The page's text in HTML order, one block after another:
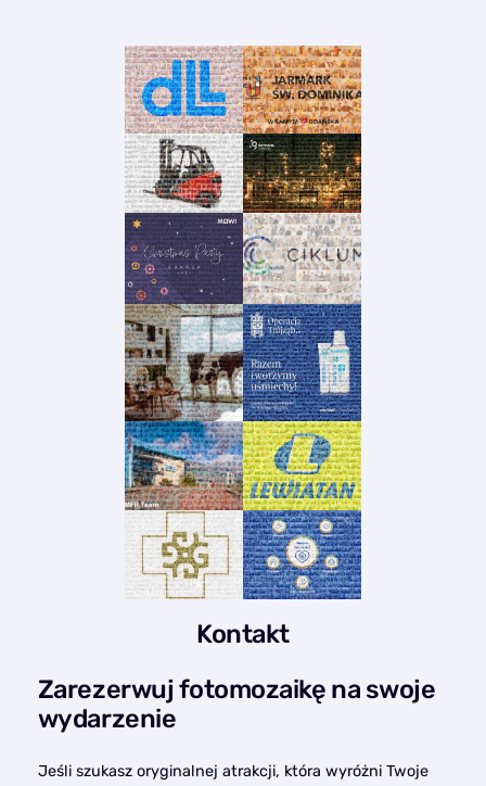
Kontakt
Zarezerwuj fotomozaikę na swoje
wydarzenie
Jeśli szukasz oryginalnej atrakcji, która wyróżni Twoje